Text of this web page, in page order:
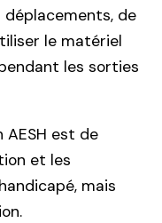
déplacements, de
le matériel
les sorties
AESH est de
et les
mais